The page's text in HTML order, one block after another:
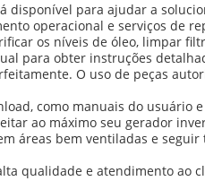
disponível para ajudar a
operacional e serviços de
os níveis de óleo, limpar
para obter instruções
O uso de peças
como manuais do usuário
ao máximo seu gerador
áreas bem ventiladas e
qualidade e atendimento ao